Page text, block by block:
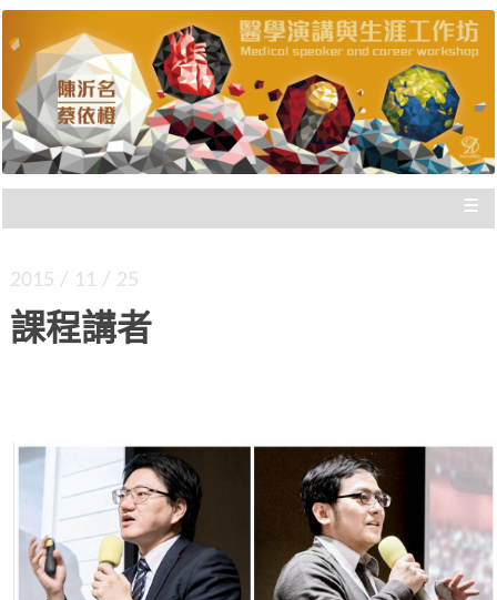
醫學演講與生涯工作坊 |
新思惟國際
陳沂名醫師與蔡依橙醫師，把國際參與經驗歸
納，與您分享，給您走向國際的實際建議，刻畫
出「不枉此生」的專業經歷！
≡
2015 / 11 / 25
課程講者